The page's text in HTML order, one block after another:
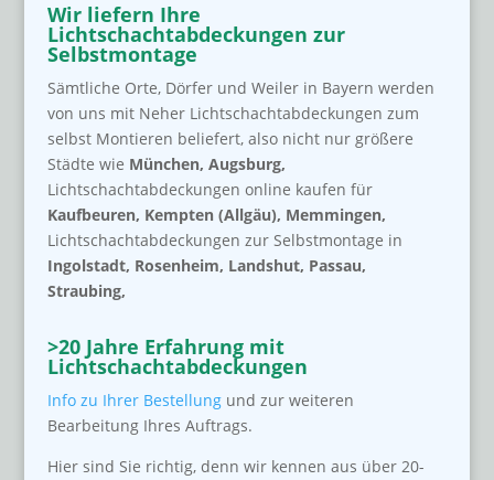
Wir liefern Ihre
Lichtschachtabdeckungen zur
Selbstmontage
Sämtliche Orte, Dörfer und Weiler in Bayern werden
von uns mit Neher Lichtschachtabdeckungen zum
selbst Montieren beliefert, also nicht nur größere
Städte wie München, Augsburg,
Lichtschachtabdeckungen online kaufen für
Kaufbeuren, Kempten (Allgäu), Memmingen,
Lichtschachtabdeckungen zur Selbstmontage in
Ingolstadt, Rosenheim, Landshut, Passau,
Straubing,
>20 Jahre Erfahrung mit
Lichtschachtabdeckungen
Info zu Ihrer Bestellungund zur weiteren
Bearbeitung Ihres Auftrags.
Hier sind Sie richtig, denn wir kennen aus über 20-